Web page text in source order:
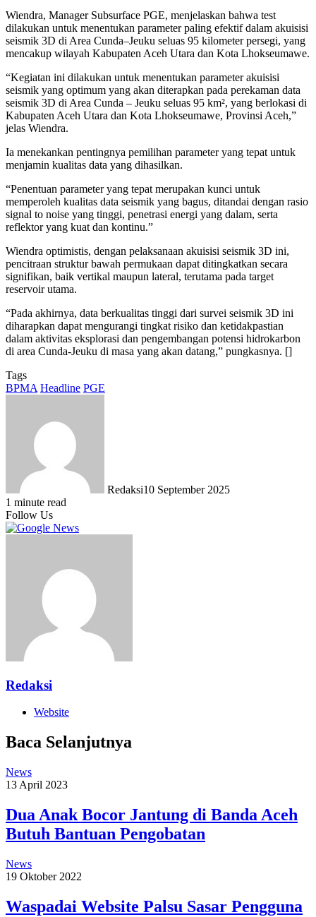
Wiendra, Manager Subsurface PGE, menjelaskan bahwa test
dilakukan untuk menentukan parameter paling efektif dalam akuisisi
seismik 3D di Area Cunda–Jeuku seluas 95 kilometer persegi, yang
mencakup wilayah Kabupaten Aceh Utara dan Kota Lhokseumawe.
“Kegiatan ini dilakukan untuk menentukan parameter akuisisi
seismik yang optimum yang akan diterapkan pada perekaman data
seismik 3D di Area Cunda – Jeuku seluas 95 km², yang berlokasi di
Kabupaten Aceh Utara dan Kota Lhokseumawe, Provinsi Aceh,”
jelas Wiendra.
Ia menekankan pentingnya pemilihan parameter yang tepat untuk
menjamin kualitas data yang dihasilkan.
“Penentuan parameter yang tepat merupakan kunci untuk
memperoleh kualitas data seismik yang bagus, ditandai dengan rasio
signal to noise yang tinggi, penetrasi energi yang dalam, serta
reflektor yang kuat dan kontinu.”
Wiendra optimistis, dengan pelaksanaan akuisisi seismik 3D ini,
pencitraan struktur bawah permukaan dapat ditingkatkan secara
signifikan, baik vertikal maupun lateral, terutama pada target
reservoir utama.
“Pada akhirnya, data berkualitas tinggi dari survei seismik 3D ini
diharapkan dapat mengurangi tingkat risiko dan ketidakpastian
dalam aktivitas eksplorasi dan pengembangan potensi hidrokarbon
di area Cunda-Jeuku di masa yang akan datang,” pungkasnya. []
Tags
BPMA Headline PGE
Redaksi10 September 2025
1 minute read
Follow Us
Redaksi
Website
Baca Selanjutnya
News
13 April 2023
Dua Anak Bocor Jantung di Banda Aceh
Butuh Bantuan Pengobatan
News
19 Oktober 2022
Waspadai Website Palsu Sasar Pengguna